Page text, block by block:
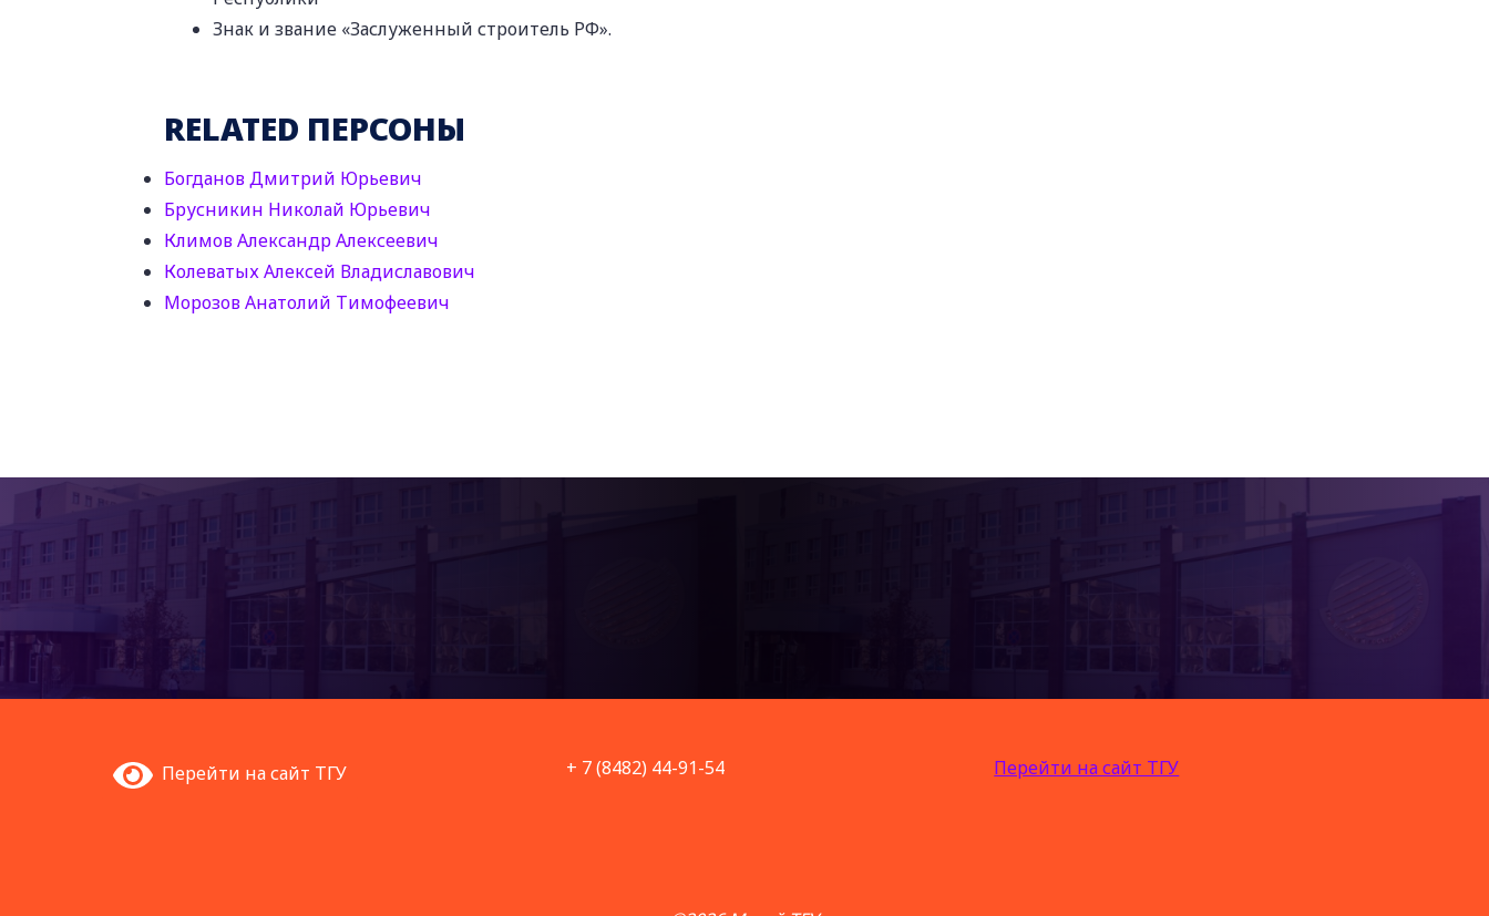
Знак и звание «Заслуженный строитель РФ».
RELATED ПЕРСОНЫ
Богданов Дмитрий Юрьевич
Брусникин Николай Юрьевич
Климов Александр Алексеевич
Колеватых Алексей Владиславович
Морозов Анатолий Тимофеевич
Перейти на сайт ТГУ + 7 (8482) 44-91-54 Перейти на сайт ТГУ